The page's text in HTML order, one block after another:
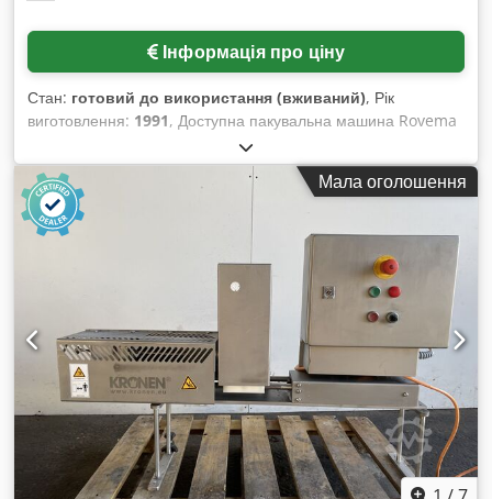
Інформація про ціну
Стан: готовий до використання (вживаний), Рік
виготовлення: 1991, Доступна пакувальна машина Rovema
з пристроєм формування пакетів
(Schlauchbeutelmaschine) у комплекті з багатоголовковими
вагами Ishida CCW-S-211. Продуктивність пакування: 80
пакетів/хв., розміри пакету X/Y: 250 мм/350 мм,
максимальна ширина рулону: 530 мм, габарити машини
X/Y/Z: приблизно 2000 мм/1450 мм/1850 мм, вага:
приблизно 1200 кг, напрацювання: 14 607 годин.
Документація в наявності. Огляд на місці можливий.
Dcjdpfxew H Aude Ai Djk
Мала оголошення